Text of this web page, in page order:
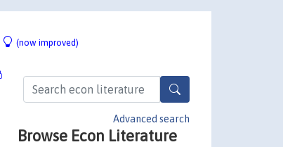
(now improved)
Advanced search
Browse Econ Literature